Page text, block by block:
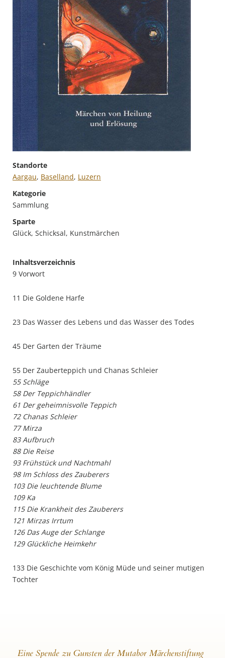
Standorte
Aargau, Baselland, Luzern
Kategorie
Sammlung
Sparte
Glück, Schicksal, Kunstmärchen
Inhaltsverzeichnis
9 Vorwort
11 Die Goldene Harfe
23 Das Wasser des Lebens und das Wasser des Todes
45 Der Garten der Träume
55 Der Zauberteppich und Chanas Schleier
55 Schläge
58 Der Teppichhändler
61 Der geheimnisvolle Teppich
72 Chanas Schleier
77 Mirza
83 Aufbruch
88 Die Reise
93 Frühstück und Nachtmahl
98 Im Schloss des Zauberers
103 Die leuchtende Blume
109 Ka
115 Die Krankheit des Zauberers
121 Mirzas Irrtum
126 Das Auge der Schlange
129 Glückliche Heimkehr
133 Die Geschichte vom König Müde und seiner mutigen
Tochter
Eine Spende zu Gunsten der Mutabor Märchenstiftung